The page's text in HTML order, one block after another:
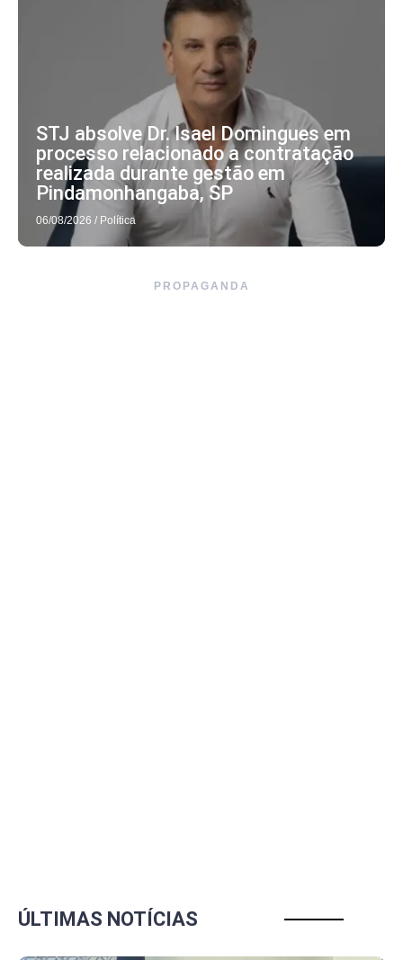
STJ absolve Dr. Isael Domingues em
processo relacionado a contratação
realizada durante gestão em
Pindamonhangaba, SP
06/08/2026 / Política
PROPAGANDA
ÚLTIMAS NOTÍCIAS